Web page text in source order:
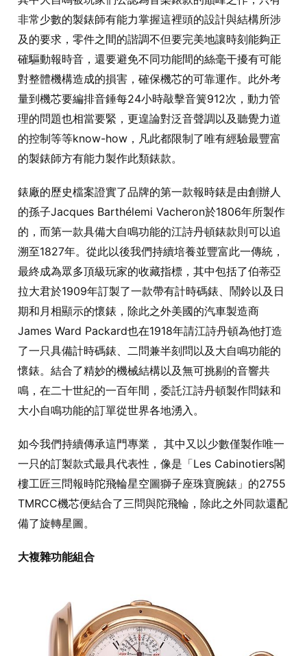
非常少數的製錶師有能力掌握這裡頭的設計與結構所涉
及的要求，零件之間的諧調不但要完美地讓時刻能夠正
確驅動報時音，還要避免不同功能間的絲毫干擾有可能
對整體機構造成的損害，確保機芯的可靠運作。此外考
量到機芯要編排音錘每24小時敲擊音簧912次，動力管
理的問題也相當要緊，更遑論對泛音聲調以及聽覺力道
的控制等等know-how，凡此都限制了唯有經驗最豐富
的製錶師方有能力製作此類錶款。
錶廠的歷史檔案證實了品牌的第一款報時錶是由創辦人
的孫子Jacques Barthélemi Vacheron於1806年所製作
的，而第一款具備大自鳴功能的江詩丹頓錶款則可以追
溯至1827年。從此以後我們持續培養並豐富此一傳統，
最終成為眾多頂級玩家的收藏指標，其中包括了伯蒂亞
拉大君於1909年訂製了一款帶有計時碼錶、鬧鈴以及日
期和月相顯示的懷錶，除此之外美國的汽車製造商
James Ward Packard也在1918年請江詩丹頓為他打造
了一只具備計時碼錶、二問兼半刻問以及大自鳴功能的
懷錶。結合了精妙的機械結構以及無可挑剔的音響共
鳴，在二十世紀的一百年間，委託江詩丹頓製作問錶和
大小自鳴功能的訂單從世界各地湧入。
如今我們持續傳承這門專業， 其中又以少數僅製作唯一
一只的訂製款式最具代表性，像是「Les Cabinotiers閣
樓工匠三問報時陀飛輪星空圖獅子座珠寶腕錶」的2755
TMRCC機芯便結合了三問與陀飛輪，除此之外同款還配
備了旋轉星圖。
大複雜功能組合